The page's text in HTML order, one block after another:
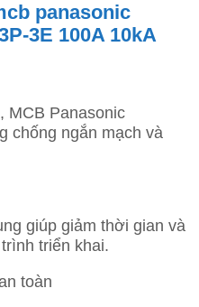
panasonic
3E 100A 10kA
MCB Panasonic
chống ngắn mạch và
giúp giảm thời gian và
triển khai.
toàn